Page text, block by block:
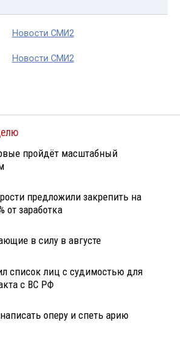
Новости СМИ2
Новости СМИ2
пройдёт масштабный
предложили закрепить на
от заработка
в силу в августе
список лиц с судимостью для
с ВС РФ
оперу и спеть арию